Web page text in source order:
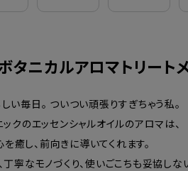
タニカルアロマトリート
い毎日。 ついつい頑張りすぎちゃう私。
クのエッセンシャルオイルのアロマは、
を癒し、前向きに導いてくれます。
寧なモノづくり、使いごこちも妥協しな